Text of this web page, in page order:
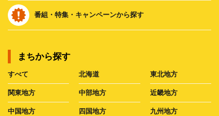
番組・特集・キャンペーンから探す
まちから探す
すべて 北海道 東北地方
関東地方 中部地方 近畿地方
中国地方 四国地方 九州地方